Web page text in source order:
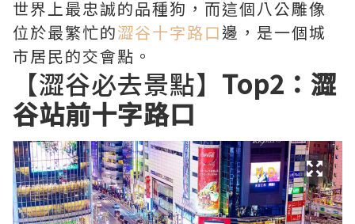
世界上最忠誠的品種狗，而這個八公雕像
位於最繁忙的澀谷十字路口邊，是一個城
市居民的交會點。
【澀谷必去景點】 Top2：澀
谷站前十字路口